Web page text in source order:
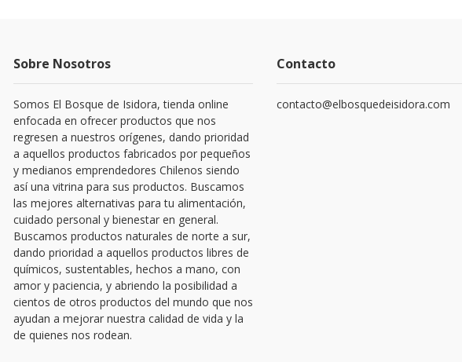
Sobre Nosotros
Somos El Bosque de Isidora, tienda online
enfocada en ofrecer productos que nos
regresen a nuestros orígenes, dando prioridad
a aquellos productos fabricados por pequeños
y medianos emprendedores Chilenos siendo
así una vitrina para sus productos. Buscamos
las mejores alternativas para tu alimentación,
cuidado personal y bienestar en general.
Buscamos productos naturales de norte a sur,
dando prioridad a aquellos productos libres de
químicos, sustentables, hechos a mano, con
amor y paciencia, y abriendo la posibilidad a
cientos de otros productos del mundo que nos
ayudan a mejorar nuestra calidad de vida y la
de quienes nos rodean.
Contacto
contacto@elbosquedeisidora.com